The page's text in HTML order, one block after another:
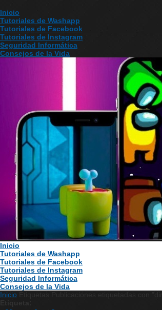
Inicio
Tutoriales de Washapp
Tutoriales de Facebook
Tutoriales de Instagram
Seguridad Informática
Consejos de la Vida
Inicio
Tutoriales de Washapp
Tutoriales de Facebook
Tutoriales de Instagram
Seguridad Informática
Consejos de la Vida
Inicio
Etiqueta: